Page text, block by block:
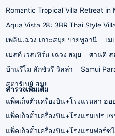
Romantic Tropical Villa Retreat in
Aqua Vista 28: 3BR Thai Style Villa
เพลินเฉวง เกาะสมุย บายทูลานี
เม
เบสท์ เวสเทิร์น เฉวง สมุย
ศานติ ส
บ้านรีโม ลักชัวรี วิลล่า
Samui
สตาร์เบย์ สมุย
สำรวจเพิ่มเติม
แพ็คเก็จตั๋วเครื่องบิน+โรงแรมลา ฮอ
แพ็คเก็จตั๋วเครื่องบิน+โรงแรมเปร เ
แพ็คเก็จตั๋วเครื่องบิน+โรงแรมฟอร์ซ